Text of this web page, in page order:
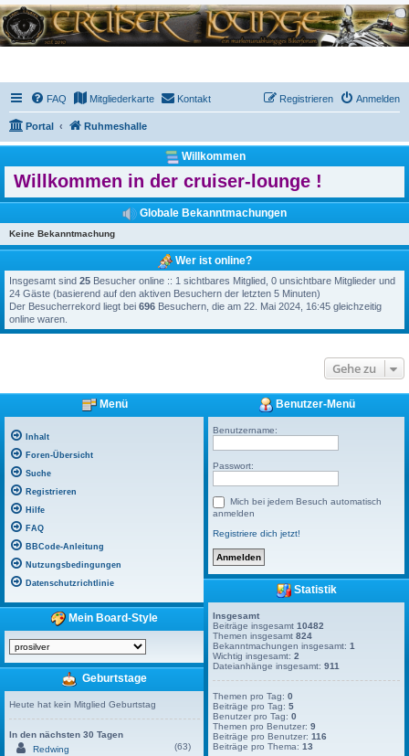
FAQ Mitgliederkarte Kontakt Anmelden
Registrieren
Portal Ruhmeshalle
Willkommen
Willkommen in der cruiser-lounge !
Globale Bekanntmachungen
Keine Bekanntmachung
Wer ist online?
Insgesamt sind 25 Besucher online :: 1 sichtbares Mitglied, 0 unsichtbare Mitglieder und
24 Gäste (basierend auf den aktiven Besuchern der letzten 5 Minuten)
Der Besucherrekord liegt bei 696 Besuchern, die am 22. Mai 2024, 16:45 gleichzeitig
online waren.
Gehe zu
Menü
Inhalt
Foren-Übersicht
Suche
Registrieren
Hilfe
FAQ
BBCode-Anleitung
Nutzungsbedingungen
Datenschutzrichtlinie
Mein Board-Style
Geburtstage
Heute hat kein Mitglied Geburtstag
In den nächsten 30 Tagen
Redwing
(63)
Benutzer-Menü
Benutzername:
Passwort:
Mich bei jedem Besuch automatisch
anmelden
Registriere dich jetzt!
Statistik
Insgesamt
Beiträge insgesamt10482
Themen insgesamt824
Bekanntmachungen insgesamt:1
Wichtig insgesamt:2
Dateianhänge insgesamt:911
Themen pro Tag:0
Beiträge pro Tag:5
Benutzer pro Tag:0
Themen pro Benutzer:9
Beiträge pro Benutzer:116
Beiträge pro Thema:13